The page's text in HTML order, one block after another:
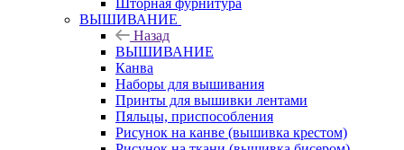
Шторная фурнитура
ВЫШИВАНИЕ
Назад
ВЫШИВАНИЕ
Канва
Наборы для вышивания
Принты для вышивки лентами
Пяльцы, приспособления
Рисунок на канве (вышивка крестом)